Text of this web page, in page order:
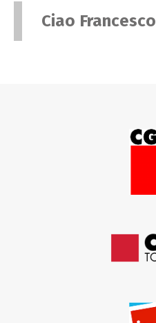
Ciao Francesco